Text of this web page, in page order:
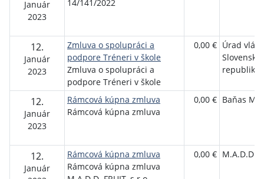
Január
2023
14/141/2022
12.
Január
2023
Zmluva o spolupráci a
podpore Tréneri v škole
Zmluva o spolupráci a
podpore Tréneri v škole
0,00 € Úrad vlády
Slovenskej
republiky
12.
Január
2023
Rámcová kúpna zmluva
Rámcová kúpna zmluva
0,00 € Baňas
12.
Január
Rámcová kúpna zmluva
Rámcová kúpna zmluva
0,00 €